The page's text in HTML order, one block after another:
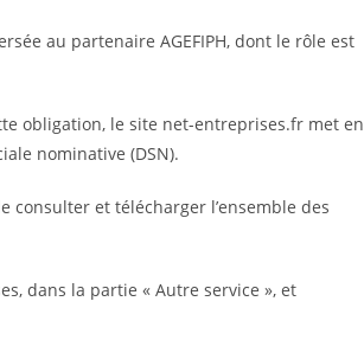
au partenaire AGEFIPH, dont le rôle est
obligation, le site net-entreprises.fr met en
nominative (DSN).
consulter et télécharger l’ensemble des
dans la partie « Autre service », et